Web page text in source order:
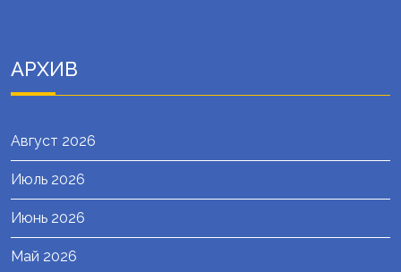
АРХИВ
Август 2026
Июль 2026
Июнь 2026
Май 2026